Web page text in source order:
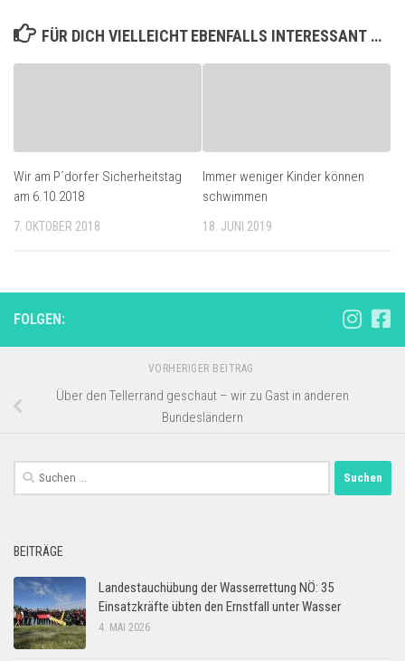
FÜR DICH VIELLEICHT EBENFALLS INTERESSANT …
Wir am P´dorfer Sicherheitstag
am 6.10.2018
7. OKTOBER 2018
Immer weniger Kinder können
schwimmen
18. JUNI 2019
FOLGEN:
VORHERIGER BEITRAG
Über den Tellerrand geschaut – wir zu Gast in anderen
Bundesländern
Suchen
nach:
BEITRÄGE
Landestauchübung der Wasserrettung NÖ: 35
Einsatzkräfte übten den Ernstfall unter Wasser
4. MAI 2026